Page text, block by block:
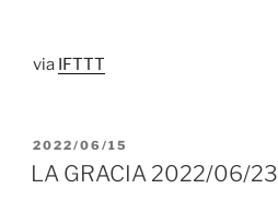
via IFTTT
PUBLICADO
EL
2022/06/15
LA GRACIA 2022/06/23